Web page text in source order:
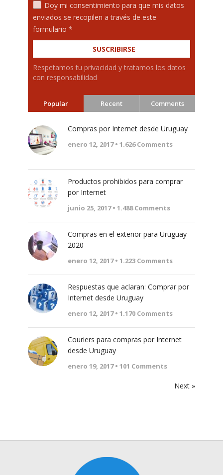
Doy mi consentimiento para que mis datos
enviados se recopilen a través de este
formulario *
Respetamos tu privacidad y tratamos los datos
con responsabilidad
Popular Recent Comments
Compras por Internet desde Uruguay
enero 12, 2017 • 1.626Comments
Productos prohibidos para comprar
por Internet
junio 25, 2017 • 1.488Comments
Compras en el exterior para Uruguay
2020
enero 12, 2017 • 1.223Comments
Respuestas que aclaran: Comprar por
Internet desde Uruguay
enero 12, 2017 • 1.170Comments
Couriers para compras por Internet
desde Uruguay
enero 19, 2017 • 101 Comments
Next »